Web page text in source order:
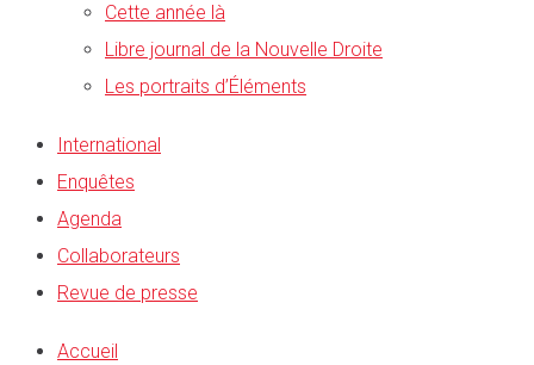
Cette année là
Libre journal de la Nouvelle Droite
Les portraits d’Éléments
International
Enquêtes
Agenda
Collaborateurs
Revue de presse
Accueil